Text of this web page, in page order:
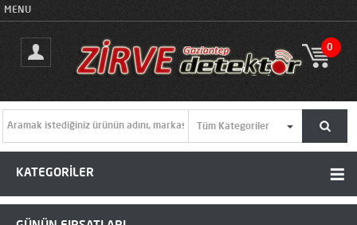
MENU
0
KATEGORİLER